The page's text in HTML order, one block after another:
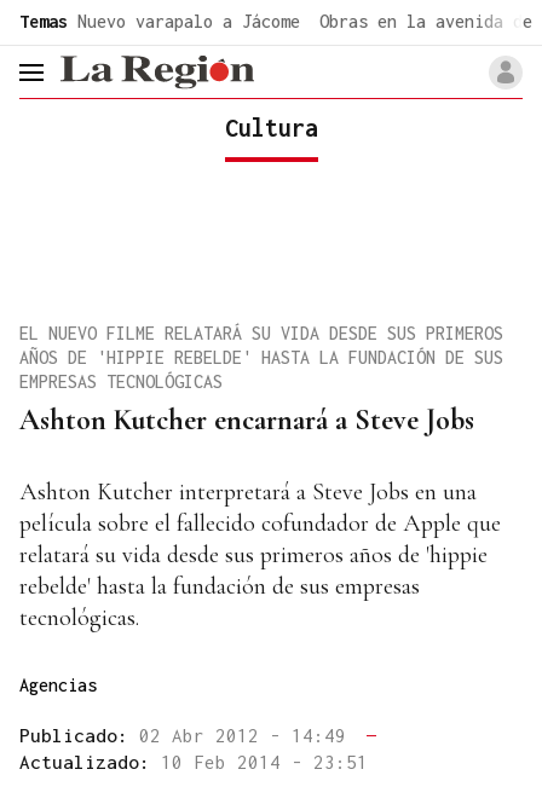
Temas Nuevo varapalo a Jácome Obras en la avenida de
header.menu.open
Cultura
Ashton Kutcher encarnará a Steve Jobs
EL NUEVO FILME RELATARÁ SU VIDA DESDE SUS PRIMEROS
AÑOS DE 'HIPPIE REBELDE' HASTA LA FUNDACIÓN DE SUS
EMPRESAS TECNOLÓGICAS
Ashton Kutcher interpretará a Steve Jobs en una
película sobre el fallecido cofundador de Apple que
relatará su vida desde sus primeros años de 'hippie
rebelde' hasta la fundación de sus empresas
tecnológicas.
Agencias
Publicado: 02 Abr 2012 - 14:49
—
Actualizado: 10 Feb 2014 - 23:51